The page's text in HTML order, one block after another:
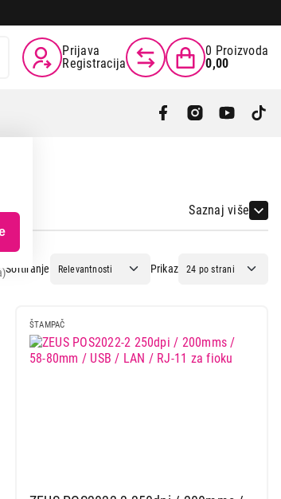
Prijava
Registracija
0 Proizvoda
0,00
Saznaj više
Sortiranje Prikaz
ŠTAMPAČ